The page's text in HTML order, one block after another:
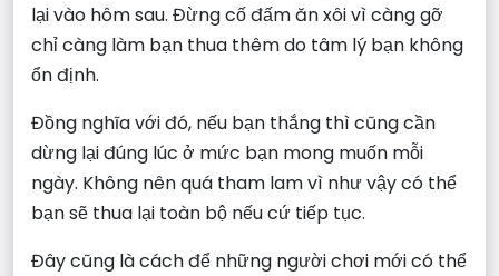
lại vào hôm sau. Đừng cố đấm ăn xôi vì càng gỡ
chỉ càng làm bạn thua thêm do tâm lý bạn không
ổn định.
Đồng nghĩa với đó, nếu bạn thắng thì cũng cần
dừng lại đúng lúc ở mức bạn mong muốn mỗi
ngày. Không nên quá tham lam vì như vậy có thể
bạn sẽ thua lại toàn bộ nếu cứ tiếp tục.
Đây cũng là cách để những người chơi mới có thể